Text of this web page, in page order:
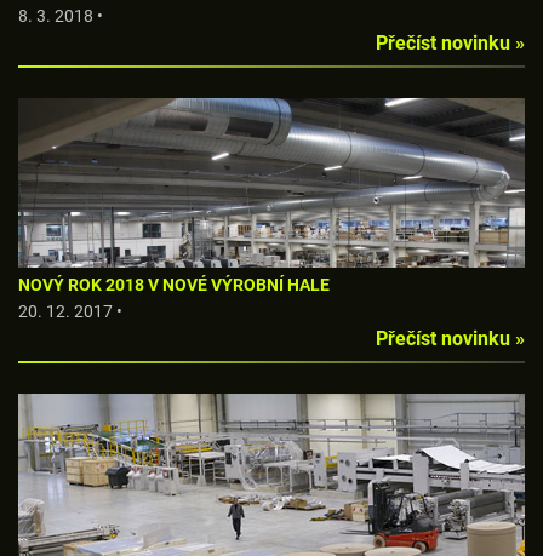
8. 3. 2018 •
Přečíst novinku »
NOVÝ ROK 2018 V NOVÉ VÝROBNÍ HALE
20. 12. 2017 •
Přečíst novinku »